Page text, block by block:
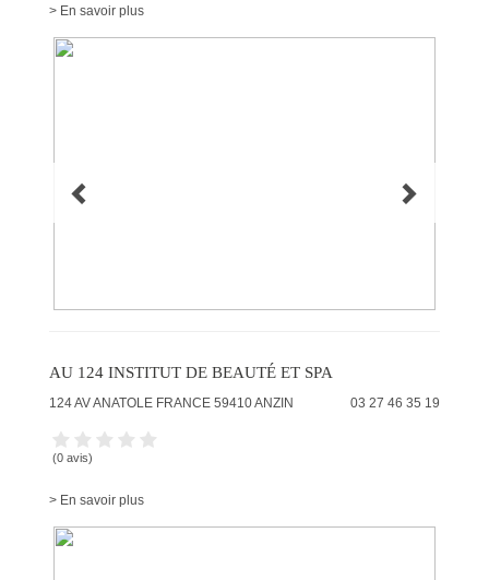
> En savoir plus
AU 124 INSTITUT DE BEAUTÉ ET SPA
124 AV ANATOLE FRANCE 59410ANZIN 03 27 46 35 19
(0 avis)
> En savoir plus